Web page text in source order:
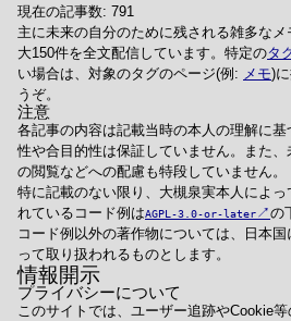
現在の記事数: 791
主に未来の自分のために残される雑多なメ
大150件を全文配信しています。特定のタ
い場合は、対象のタグのページ(例: メモ)
うぞ。
注意
各記事の内容は記載当時の本人の理解に
性や合目的性は保証していません。また
の閲覧などへの配慮も特段していません。
特に記載のない限り、大槻泉実本人によ
れているコード例はAGPL-3.0-or-later
の
コード例以外の著作物については、日本
って取り扱われるものとします。
情報開示
プライバシーについて
このサイトでは、ユーザー追跡やCookie